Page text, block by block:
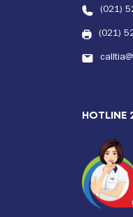
(021)
(021)
HOTLINE